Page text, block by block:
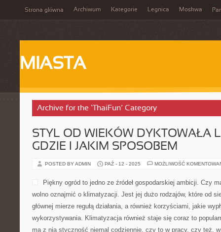
Strona główna Archiwum Kategorie Legnica Moskwa
MIASTA
Archive for the ‘ThaiFun’ Category
STYL OD WIEKÓW DYKTOWAŁA
GDZIE I JAKIM SPOSOBEM
POSTED BY ADMIN PAŹ - 12 - 2025 MOŻLIWOŚĆ
Piękny ogród to jedno ze źródeł gospodarskiej ambicji. Czy
wolno oznajmić o klimatyzacji. Jest jej dużo rodzajów, które od
głównej mierze regułą działania, a również korzyściami, jakie
wykorzystywania. Klimatyzacja również staje się coraz to
ma z nią styczność niemal codziennie, czy to w pracy, czy też,